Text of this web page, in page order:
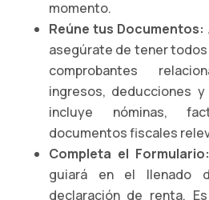
momento.
Reúne tus Documentos:
asegúrate de tener
comprobantes
ingresos, deducciones
incluye nóminas,
documentos fiscales
Completa el Formulario:
guiará en el llenado
declaración de renta.